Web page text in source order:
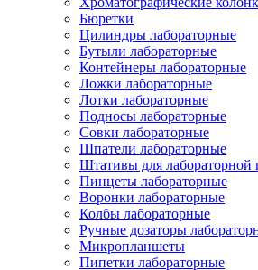
Бюретки
Цилиндры лабораторные
Бутыли лабораторные
Контейнеры лабораторные
Ложки лабораторные
Лотки лабораторные
Подносы лабораторные
Совки лабораторные
Шпатели лабораторные
Штативы для лабораторной
Пинцеты лабораторные
Воронки лабораторные
Колбы лабораторные
Ручные дозаторы
Микропланшеты
Пипетки лабораторные